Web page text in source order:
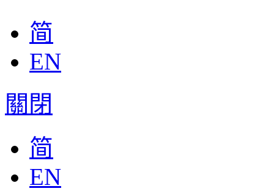
简
EN
關閉
简
EN